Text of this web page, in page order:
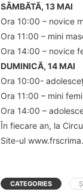
SÂMBĂTĂ, 13 MAI
Ora 10:00 – novice
Ora 11:00 – mini
Ora 14:00 – novice
DUMINICĂ, 14 MAI
Ora 10:00-
Ora 11:00 – mini
Ora 14:00 –
În fiecare an, la
Site-ul
CATEGORIES